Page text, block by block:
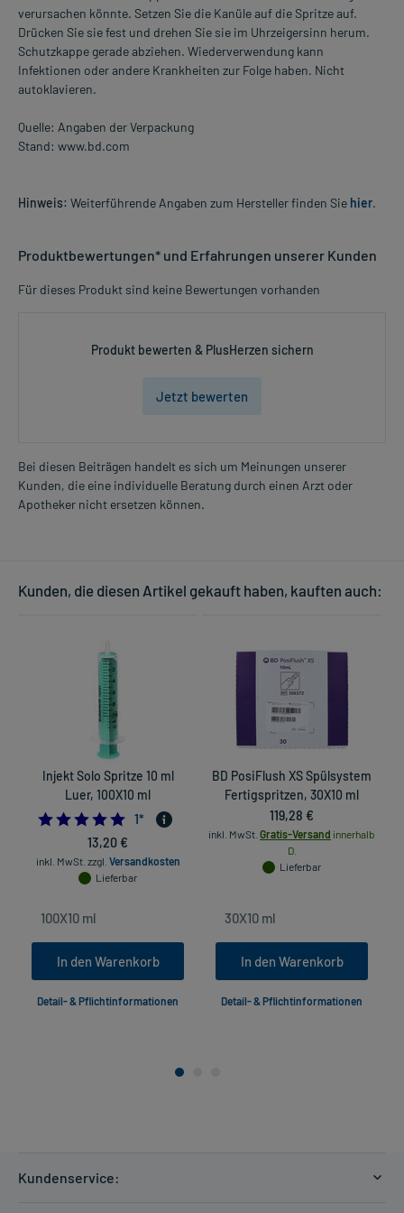
verursachen könnte. Setzen Sie die Kanüle auf die Spritze auf.
Drücken Sie sie fest und drehen Sie sie im Uhrzeigersinn herum.
Schutzkappe gerade abziehen. Wiederverwendung kann
Infektionen oder andere Krankheiten zur Folge haben. Nicht
autoklavieren.
Quelle: Angaben der Verpackung
Stand: www.bd.com
Hinweis: Weiterführende Angaben zum Hersteller finden Sie hier.
Produktbewertungen* und Erfahrungen unserer Kunden
Für dieses Produkt sind keine Bewertungen vorhanden
Produkt bewerten & PlusHerzen sichern
Jetzt bewerten
Bei diesen Beiträgen handelt es sich um Meinungen unserer
Kunden, die eine individuelle Beratung durch einen Arzt oder
Apotheker nicht ersetzen können.
Kunden, die diesen Artikel gekauft haben, kauften auch:
Injekt Solo Spritze 10 ml
Luer, 100X10 ml
5.0
1*
13,20 €
inkl. MwSt. zzgl. Versandkosten
Lieferbar
In den Warenkorb
Detail- & Pflichtinformationen
BD PosiFlush XS Spülsystem
Fertigspritzen, 30X10 ml
119,28 €
inkl. MwSt. Gratis-Versand innerhalb
D.
Lieferbar
In den Warenkorb
Detail- & Pflichtinformationen
Kundenservice: